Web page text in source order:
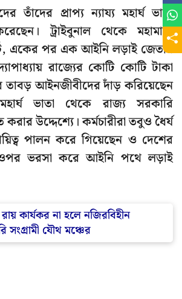
তাঁদের প্রাপ্য ন্যায্য মহার্ঘ ভাতা
ট্রাইবুনাল থেকে মহামান্য
একের পর এক আইনি লড়াই জেতার
রাজ্যের কোটি কোটি টাকা
তাবড় আইনজীবীদের দাঁড় করিয়েছেন
ভাতা থেকে রাজ্য সরকারি
করার উদ্দেশ্যে। কর্মচারীরা তবুও ধৈর্য
পালন করে গিয়েছেন ও দেশের
ওপর ভরসা করে আইনি পথে লড়াই
কার্যকর না হলে নজিরবিহীন
সংগ্রামী যৌথ মঞ্চের